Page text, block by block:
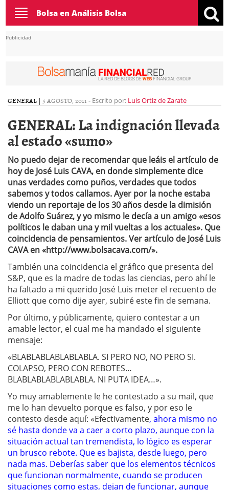
Toggle
navigation
Bolsa en Análisis Bolsa
Publicidad
GENERAL | 5 AGOSTO, 2011 - Escrito por: Luis Ortiz de Zarate
GENERAL: La indignación llevada
al estado «sumo»
No puedo dejar de recomendar que leáis el artículo de
hoy de José Luis CAVA, en donde simplemente dice
unas verdades como puños, verdades que todos
sabemos y todos callamos. Ayer por la noche estaba
viendo un reportaje de los 30 años desde la dimisión
de Adolfo Suárez, y yo mismo le decía a un amigo «esos
políticos le daban una y mil vueltas a los actuales». Que
coincidencia de pensamientos. Ver artículo de José Luis
CAVA en «http://www.bolsacava.com/».
También una coincidencia el gráfico que presenta del
S&P, que es la madre de todas las ciencias, pero ahí le
ha faltado a mi querido José Luis meter el recuento de
Elliott que como dije ayer, subiré este fin de semana.
Por último, y públicamente, quiero contestar a un
amable lector, el cual me ha mandado el siguiente
mensaje:
«BLABLABLABLABLABLA. SI PERO NO, NO PERO SI.
COLAPSO, PERO CON REBOTES…
BLABLABLABLABLABLA. NI PUTA IDEA…».
Yo muy amablemente le he contestado a su mail, que
me lo han devuelto porque es falso, y por eso le
contesto desde aquí: «Efectivamente, ahora mismo no
sé hasta donde va a caer a corto plazo, aunque con la
situación actual tan tremendista, lo lógico es esperar
un brusco rebote. Que es bajista, desde luego, pero
nada mas. Deberías saber que los elementos técnicos
que funcionan normalmente, cuando se producen
situaciones como estas, dejan de funcionar, aunque